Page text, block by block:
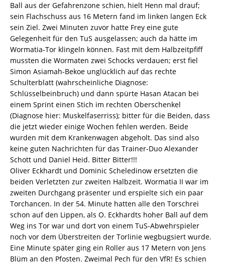
Ball aus der Gefahrenzone schien, hielt Henn mal drauf;
sein Flachschuss aus 16 Metern fand im linken langen Eck
sein Ziel. Zwei Minuten zuvor hatte Frey eine gute
Gelegenheit für den TuS ausgelassen; auch da hätte im
Wormatia-Tor klingeln können. Fast mit dem Halbzeitpfiff
mussten die Wormaten zwei Schocks verdauen; erst fiel
Simon Asiamah-Bekoe unglücklich auf das rechte
Schulterblatt (wahrscheinliche Diagnose:
Schlüsselbeinbruch) und dann spürte Hasan Atacan bei
einem Sprint einen Stich im rechten Oberschenkel
(Diagnose hier: Muskelfaserriss); bitter für die Beiden, dass
die jetzt wieder einige Wochen fehlen werden. Beide
wurden mit dem Krankenwagen abgeholt. Das sind also
keine guten Nachrichten für das Trainer-Duo Alexander
Schott und Daniel Heid. Bitter Bitter!!!
Oliver Eckhardt und Dominic Scheledinow ersetzten die
beiden Verletzten zur zweiten Halbzeit. Wormatia II war im
zweiten Durchgang präsenter und erspielte sich ein paar
Torchancen. In der 54. Minute hatten alle den Torschrei
schon auf den Lippen, als O. Eckhardts hoher Ball auf dem
Weg ins Tor war und dort von einem TuS-Abwehrspieler
noch vor dem Überstreiten der Torlinie wegbugsiert wurde.
Eine Minute später ging ein Roller aus 17 Metern von Jens
Blüm an den Pfosten. Zweimal Pech für den VfR! Es schien